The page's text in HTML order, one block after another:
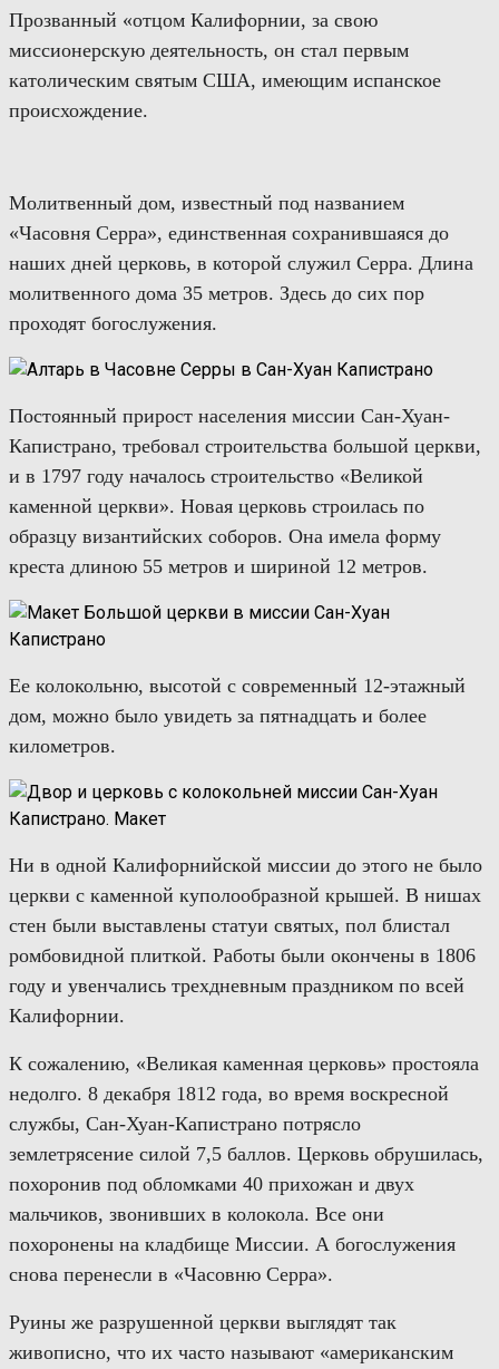
Прозванный «отцом Калифорнии, за свою
миссионерскую деятельность, он стал первым
католическим святым США, имеющим испанское
происхождение.
Молитвенный дом, известный под названием
«Часовня Серра», единственная сохранившаяся до
наших дней церковь, в которой служил Серра. Длина
молитвенного дома 35 метров. Здесь до сих пор
проходят богослужения.
Постоянный прирост населения миссии Сан-Хуан-
Капистрано, требовал строительства большой церкви,
и в 1797 году началось строительство «Великой
каменной церкви». Новая церковь строилась по
образцу византийских соборов. Она имела форму
креста длиною 55 метров и шириной 12 метров.
Ее колокольню, высотой с современный 12-этажный
дом, можно было увидеть за пятнадцать и более
километров.
Ни в одной Калифорнийской миссии до этого не было
церкви с каменной куполообразной крышей. В нишах
стен были выставлены статуи святых, пол блистал
ромбовидной плиткой. Работы были окончены в 1806
году и увенчались трехдневным праздником по всей
Калифорнии.
К сожалению, «Великая каменная церковь» простояла
недолго. 8 декабря 1812 года, во время воскресной
службы, Сан-Хуан-Капистрано потрясло
землетрясение силой 7,5 баллов. Церковь обрушилась,
похоронив под обломками 40 прихожан и двух
мальчиков, звонивших в колокола. Все они
похоронены на кладбище Миссии. А богослужения
снова перенесли в «Часовню Серра».
Руины же разрушенной церкви выглядят так
живописно, что их часто называют «американским